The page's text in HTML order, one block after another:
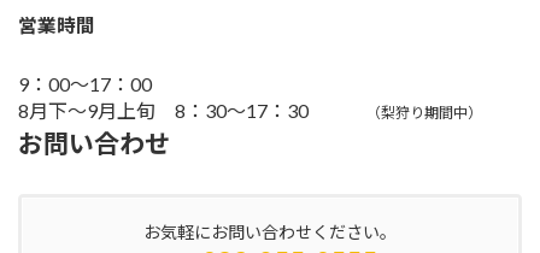
営業時間
9：00～17：00
8月下～9月上旬 8：30～17：30（梨狩り期間中）
お問い合わせ
お気軽にお問い合わせください。